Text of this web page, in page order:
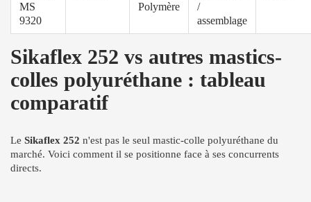
MS
9320
Polymère
/
assemblage
Sikaflex 252 vs autres mastics-
colles polyuréthane : tableau
comparatif
Le Sikaflex 252 n'est pas le seul mastic-colle polyuréthane du
marché. Voici comment il se positionne face à ses concurrents
directs.